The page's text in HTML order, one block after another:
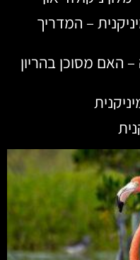
– המדריך
האם מסוכן בהריון